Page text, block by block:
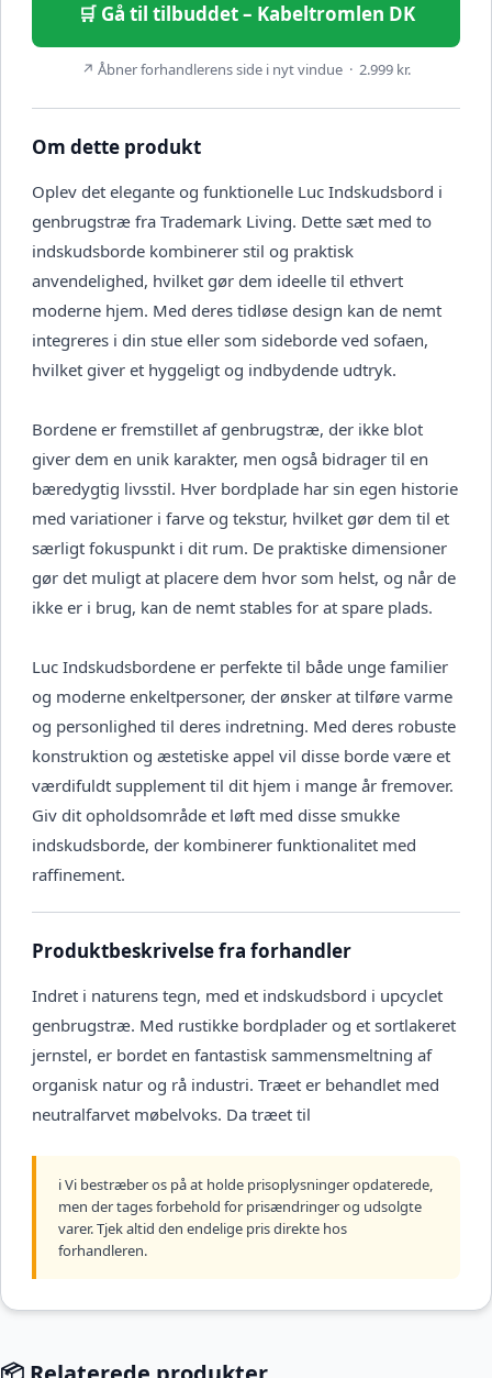
🛒 Gå til tilbuddet – Kabeltromlen DK
↗ Åbner forhandlerens side i nyt vindue · 2.999 kr.
Om dette produkt
Oplev det elegante og funktionelle Luc Indskudsbord i
genbrugstræ fra Trademark Living. Dette sæt med to
indskudsborde kombinerer stil og praktisk
anvendelighed, hvilket gør dem ideelle til ethvert
moderne hjem. Med deres tidløse design kan de nemt
integreres i din stue eller som sideborde ved sofaen,
hvilket giver et hyggeligt og indbydende udtryk.
Bordene er fremstillet af genbrugstræ, der ikke blot
giver dem en unik karakter, men også bidrager til en
bæredygtig livsstil. Hver bordplade har sin egen historie
med variationer i farve og tekstur, hvilket gør dem til et
særligt fokuspunkt i dit rum. De praktiske dimensioner
gør det muligt at placere dem hvor som helst, og når de
ikke er i brug, kan de nemt stables for at spare plads.
Luc Indskudsbordene er perfekte til både unge familier
og moderne enkeltpersoner, der ønsker at tilføre varme
og personlighed til deres indretning. Med deres robuste
konstruktion og æstetiske appel vil disse borde være et
værdifuldt supplement til dit hjem i mange år fremover.
Giv dit opholdsområde et løft med disse smukke
indskudsborde, der kombinerer funktionalitet med
raffinement.
Produktbeskrivelse fra forhandler
Indret i naturens tegn, med et indskudsbord i upcyclet
genbrugstræ. Med rustikke bordplader og et sortlakeret
jernstel, er bordet en fantastisk sammensmeltning af
organisk natur og rå industri. Træet er behandlet med
neutralfarvet møbelvoks. Da træet til
ℹ️ Vi bestræber os på at holde prisoplysninger opdaterede,
men der tages forbehold for prisændringer og udsolgte
varer. Tjek altid den endelige pris direkte hos
forhandleren.